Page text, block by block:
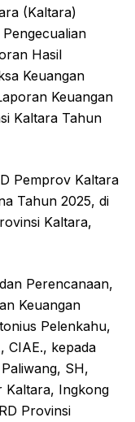
(Kaltara)
Hasil
Keuangan
Keuangan
Kaltara Tahun
Pemprov Kaltara
Tahun 2025, di
Kaltara,
Perencanaan,
Keuangan
Pelenkahu,
CIAE., kepada
SH,
Kaltara, Ingkong
Provinsi